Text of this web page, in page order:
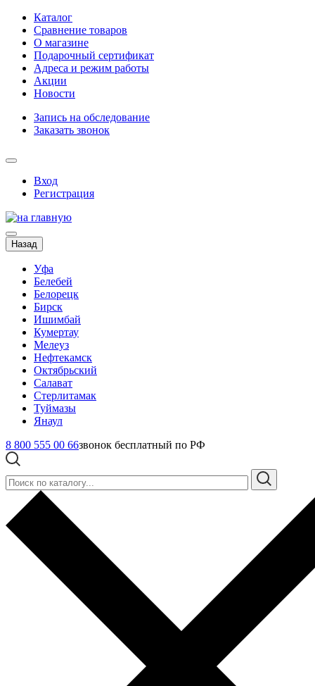
Каталог
Сравнение товаров
О магазине
Подарочный сертификат
Адреса и режим работы
Акции
Новости
Запись на обследование
Заказать звонок
Вход
Регистрация
Назад
Уфа
Белебей
Белорецк
Бирск
Ишимбай
Кумертау
Мелеуз
Нефтекамск
Октябрьский
Салават
Стерлитамак
Туймазы
Янаул
8 800 555 00 66звонок бесплатный по РФ